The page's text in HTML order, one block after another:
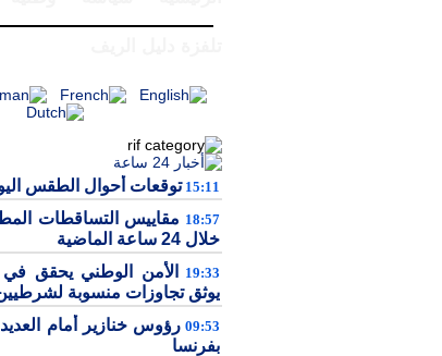
15:11 توقعات أحوال الطقس
18:57 مقاييس التساقطات
خلال 24 ساعة الماضية
19:33 الأمن الوطني يحقق
يوثق تجاوزات منسوبة
09:53 رؤوس خنازير أمام
بفرنسا